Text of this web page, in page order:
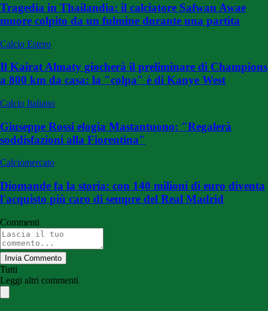
Tragedia in Thailandia: il calciatore Safwan Awae
muore colpito da un fulmine durante una partita
Calcio Estero
Il Kairat Almaty giocherà il preliminare di Champions
a 800 km da casa: la "colpa" è di Kanye West
Calcio Italiano
Giuseppe Rossi elogia Mastantuono: "Regalerà
soddisfazioni alla Fiorentina"
Calciomercato
Diomande fa la storia: con 140 milioni di euro diventa
l'acquisto più caro di sempre del Real Madrid
Commenti
Invia Commento
Tutti
Leggi altri commenti